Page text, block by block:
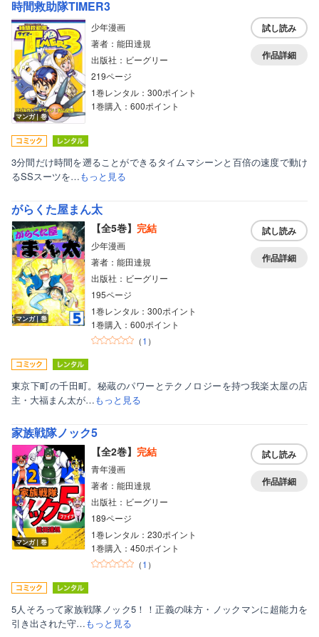
時間救助隊TIMER3
マンガ｜巻
少年漫画
著者：能田達規
出版社：ビーグリー
219ページ
1巻レンタル：300ポイント
1巻購入：600ポイント
試し読み
作品詳細
3分間だけ時間を遡ることができるタイムマシーンと百倍の速度で動け
るSSスーツを…もっと見る
がらくた屋まん太
マンガ｜巻
【全5巻】 完結
少年漫画
著者：能田達規
出版社：ビーグリー
195ページ
1巻レンタル：300ポイント
1巻購入：600ポイント
（1 ）
試し読み
作品詳細
東京下町の千田町。秘蔵のパワーとテクノロジーを持つ我楽太屋の店
主・大福まん太が…もっと見る
家族戦隊ノック5
マンガ｜巻
【全2巻】 完結
青年漫画
著者：能田達規
出版社：ビーグリー
189ページ
1巻レンタル：230ポイント
1巻購入：450ポイント
（1 ）
試し読み
作品詳細
5人そろって家族戦隊ノック5！！正義の味方・ノックマンに超能力を
引き出された守…もっと見る